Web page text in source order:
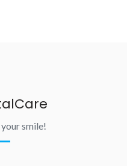
smile!